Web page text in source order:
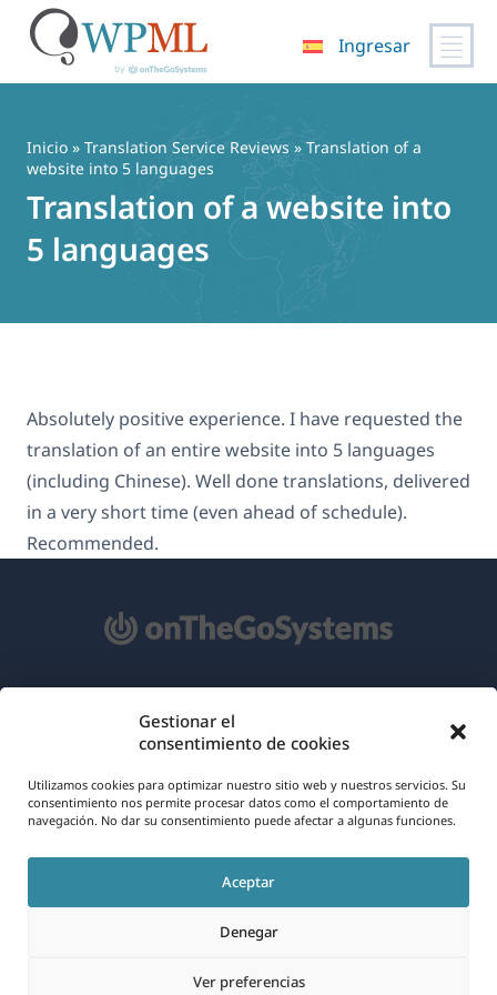
Gestionar el
consentimiento de cookies
Utilizamos cookies para optimizar nuestro sitio web y nuestros servicios. Su
consentimiento nos permite procesar datos como el comportamiento de
navegación. No dar su consentimiento puede afectar a algunas funciones.
Aceptar
Denegar
Ver preferencias
contenido
Ingresar
Inicio » Translation Service Reviews » Translation of a
website into 5 languages
Translation of a website into
5 languages
Absolutely positive experience. I have requested the
translation of an entire website into 5 languages ​​
(including Chinese). Well done translations, delivered
in a very short time (even ahead of schedule).
Recommended.
Español
RGPD y Política de Privacidad
Únete a nuestro equipo(se
abre
nueva
(se
abre
en
una
nueva
(se
abre
en
una
nueva
(se
abre
una